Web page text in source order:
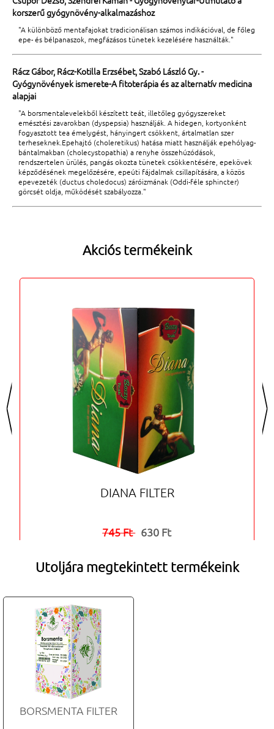
korszerű gyógynövény-alkalmazáshoz
"A különböző mentafajokat tradicionálisan számos indikációval, de főleg
epe- és bélpanaszok, megfázásos tünetek kezelésére használták."
Rácz Gábor, Rácz-Kotilla Erzsébet, Szabó László Gy. -
Gyógynövények ismerete-A fitoterápia és az alternatív medicina
alapjai
"A borsmentalevelekből készített teát, illetőleg gyógyszereket
emésztési zavarokban (dyspepsia) használják. A hidegen, kortyonként
fogyasztott tea émelygést, hányingert csökkent, ártalmatlan szer
terheseknek.Epehajtó (choleretikus) hatása miatt használják epehólyag-
bántalmakban (cholecystopathia) a renyhe összehúzódások,
rendszertelen ürülés, pangás okozta tünetek csökkentésére, epekövek
képződésének megelőzésére, epeúti fájdalmak csillapítására, a közös
epevezeték (ductus choledocus) záróizmának (Oddi-féle sphincter)
görcsét oldja, működését szabályozza."
Akciós termékeink
<
DIANA FILTER
745 Ft 630 Ft
>
Utoljára megtekintett termékeink
BORSMENTA FILTER